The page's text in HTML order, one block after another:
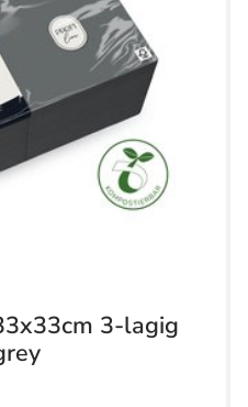
3-lagig